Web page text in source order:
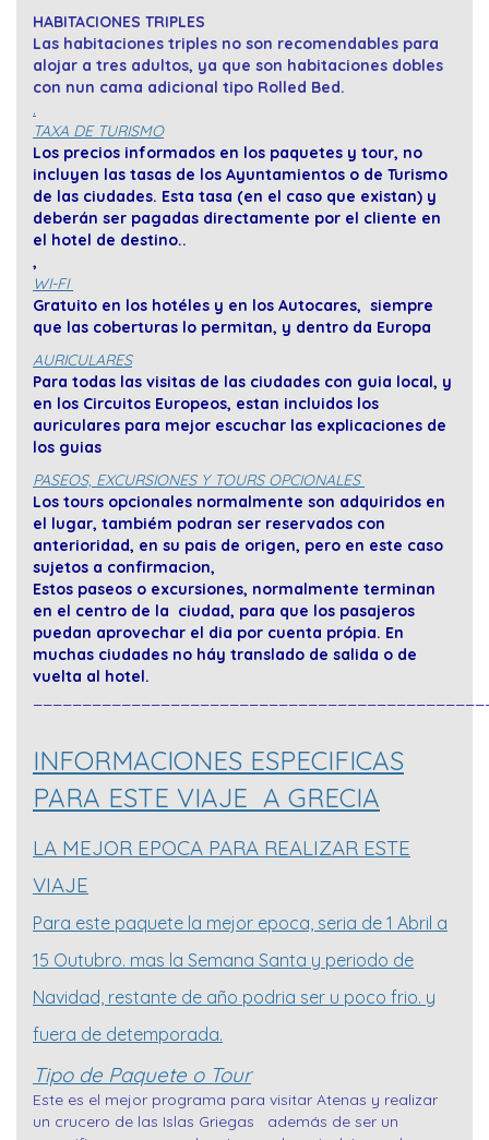
HABITACIONES TRIPLES
Las habitaciones triples no son recomendables para
alojar a tres adultos, ya que son habitaciones dobles
con nun cama adicional tipo Rolled Bed.
.
TAXA DE TURISMO
Los precios informados en los paquetes y tour, no
incluyen las tasas de los Ayuntamientos o de Turismo
de las ciudades. Esta tasa (en el caso que existan) y
deberán ser pagadas directamente por el cliente en
el hotel de destino..
,
WI-FI
Gratuito en los hotéles y en los Autocares, siempre
que las coberturas lo permitan, y dentro da Europa
AURICULARES
Para todas las visitas de las ciudades con guia local, y
en los Circuitos Europeos, estan incluidos los
auriculares para mejor escuchar las explicaciones de
los guias
PASEOS, EXCURSIONES Y TOURS OPCIONALES
Los tours opcionales normalmente son adquiridos en
el lugar, tambiém podran ser reservados con
anterioridad, en su pais de origen, pero en este caso
sujetos a confirmacion,
Estos paseos o excursiones, normalmente terminan
en el centro de la ciudad, para que los pasajeros
puedan aprovechar el dia por cuenta própia. En
muchas ciudades no háy translado de salida o de
vuelta al hotel.
INFORMACIONES ESPECIFICAS
PARA ESTE VIAJE A GRECIA
LA MEJOR EPOCA PARA REALIZAR ESTE
VIAJE
Para este paquete la mejor epoca, seria de 1 Abril a
15 Outubro. mas la Semana Santa y periodo de
Navidad, restante de año podria ser u poco frio. y
fuera de detemporada.
Tipo de Paquete o Tour
Este es el mejor programa para visitar Atenas y realizar
un crucero de las Islas Griegas además de ser un